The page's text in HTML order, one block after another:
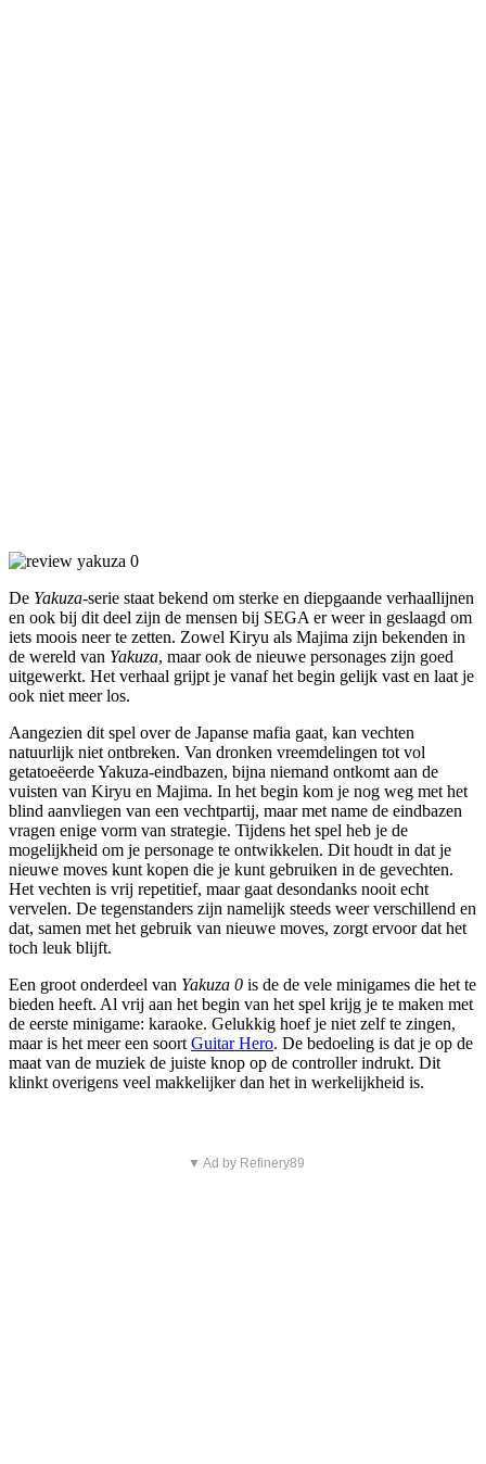
De Yakuza-serie staat bekend om sterke en diepgaande verhaallijnen
en ook bij dit deel zijn de mensen bij SEGA er weer in geslaagd om
iets moois neer te zetten. Zowel Kiryu als Majima zijn bekenden in
de wereld van Yakuza, maar ook de nieuwe personages zijn goed
uitgewerkt. Het verhaal grijpt je vanaf het begin gelijk vast en laat je
ook niet meer los.
Aangezien dit spel over de Japanse mafia gaat, kan vechten
natuurlijk niet ontbreken. Van dronken vreemdelingen tot vol
getatoeëerde Yakuza-eindbazen, bijna niemand ontkomt aan de
vuisten van Kiryu en Majima. In het begin kom je nog weg met het
blind aanvliegen van een vechtpartij, maar met name de eindbazen
vragen enige vorm van strategie. Tijdens het spel heb je de
mogelijkheid om je personage te ontwikkelen. Dit houdt in dat je
nieuwe moves kunt kopen die je kunt gebruiken in de gevechten.
Het vechten is vrij repetitief, maar gaat desondanks nooit echt
vervelen. De tegenstanders zijn namelijk steeds weer verschillend en
dat, samen met het gebruik van nieuwe moves, zorgt ervoor dat het
toch leuk blijft.
Een groot onderdeel van Yakuza 0 is de de vele minigames die het te
bieden heeft. Al vrij aan het begin van het spel krijg je te maken met
de eerste minigame: karaoke. Gelukkig hoef je niet zelf te zingen,
maar is het meer een soort Guitar Hero. De bedoeling is dat je op de
maat van de muziek de juiste knop op de controller indrukt. Dit
klinkt overigens veel makkelijker dan het in werkelijkheid is.
▼ Ad by Refinery89